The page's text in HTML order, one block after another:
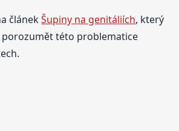
článekŠupiny na genitáliích, který
porozumět této problematice